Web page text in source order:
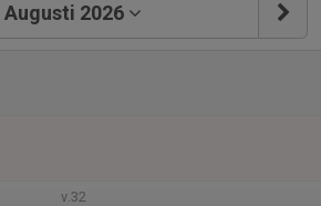
Augusti 2026
v.32